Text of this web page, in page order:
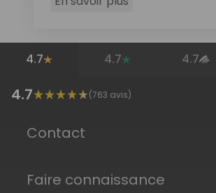
4.7 4.7 4.7
4.7 (763 avis)
Contact
Faire connaissance